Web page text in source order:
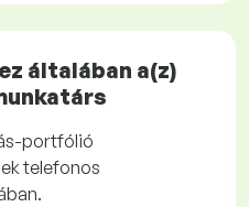
általában a(z)
portfólió
telefonos